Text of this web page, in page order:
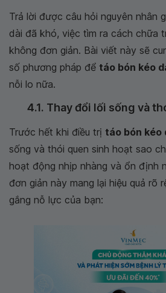
Trả lời được câu hỏi nguyên nhân
dài đã khó, việc tìm ra cách chữa
không đơn giản. Bài viết này sẽ
số phương pháp để táo bón kéo
nỗi lo nữa.
4.1. Thay đổi lối sống và
Trước hết khi điều trị táo bón kéo
sống và thói quen sinh hoạt sao
hoạt động nhịp nhàng và ổn định
đơn giản này mang lại hiệu quả rõ
gắng nỗ lực của bạn: